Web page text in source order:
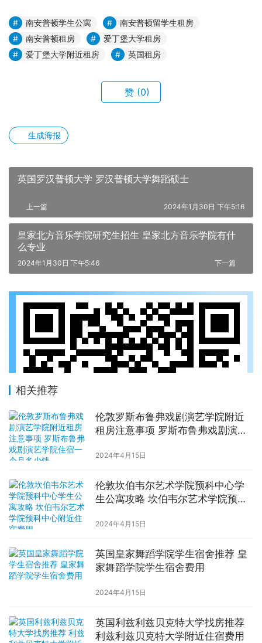
南安普顿学生公寓
南安普顿留学生租房
南安普顿租房
爱丁堡大学租房
爱丁堡大学附近租房
英国租房
赞 (0)
生成海报
英国罗汉普顿大学 罗汉普顿大学舞蹈硕士
上一篇 2024年1月30日 下午5:16
皇家北方音乐学院研究生招生 皇家北方音乐学院有什
么专业
下一篇
2024年1月30日 下午5:46
相关推荐
伦敦罗斯布鲁弗戏剧演艺学院附近
租房注意事项 罗斯布鲁弗戏剧演艺
2024年4月15日
伦敦坎伯韦尔艺术学院预科中心学
生公寓攻略 坎伯韦尔艺术学院预科
2024年4月15日
英国皇家舞蹈学院学生宿舍推荐 皇
家舞蹈学院学生宿舍费用
2024年4月15日
英国利兹利兹贝克特大学找房推荐
利兹利兹贝克特大学附近住宿费用